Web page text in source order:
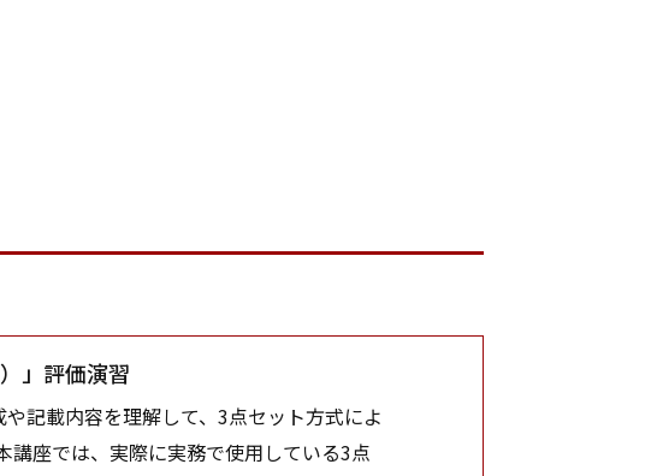
」評価演習
記載内容を理解して、3点セット方式によ
講座では、実際に実務で使用している3点